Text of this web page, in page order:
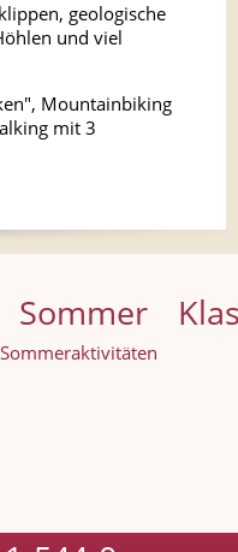
geologische
und viel
Mountainbiking
mit 3
Sommer
Sommeraktivitäten